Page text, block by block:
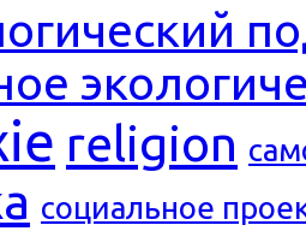
religion
социальное